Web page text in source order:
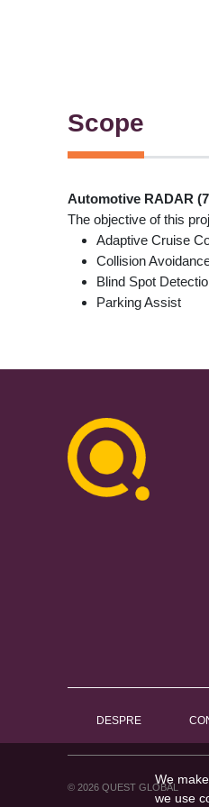
Scope
Automotive RADAR
The objective of this
Adaptive Cruise
Collision
Blind Spot
Parking Assist
DESPRE
© 2026 QUEST GLOBAL
We
we use